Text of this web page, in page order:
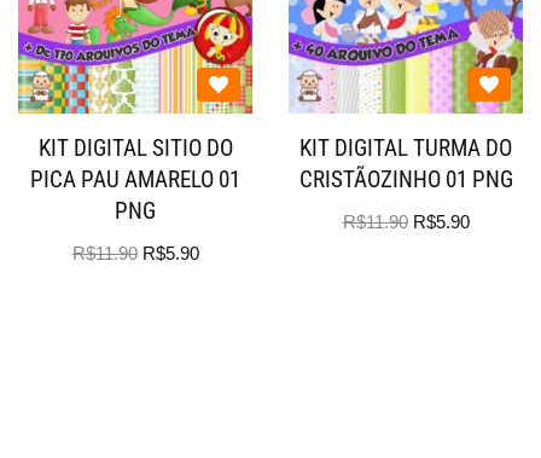
KIT DIGITAL SITIO DO
PICA PAU AMARELO 01
PNG
R$11.90 R$5.90
KIT DIGITAL TURMA DO
CRISTÃOZINHO 01 PNG
R$11.90 R$5.90